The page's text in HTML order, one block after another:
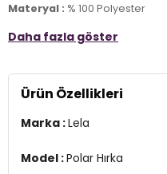
Materyal : % 100 Polyester
Yaka Bilgisi :Dik Yaka
Kol Bilgisi :Uzun Kol
Cep Bilgisi :Cepli
Kalıp : Slim Fit
Daha fazla göster
Ürün Özellikleri
Marka :Lela
Model :Polar Hırka